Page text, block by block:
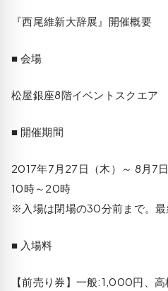
『西尾維新大辞展』開催概要
■ 会場
松屋銀座8階イベントスクエア
■ 開催期間
2017年7月27日（木）～ 8月7日
10時～20時
※入場は閉場の30分前まで。最
■ 入場料
【前売り券】一般:1,000円、